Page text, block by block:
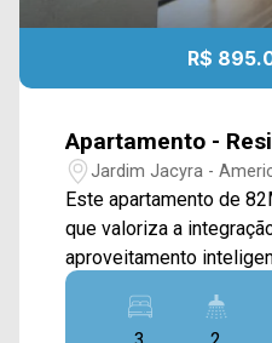
R$
Apartamento -
Jardim Jacyra -
Este apartamento de
que valoriza a
aproveitamento inteligente
social é composta por
integradas, conectadas